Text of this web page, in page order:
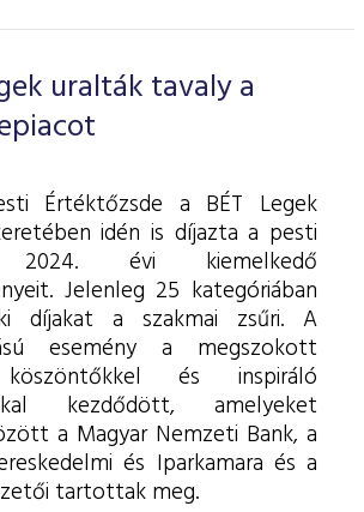
uralták tavaly a
Értéktőzsde a BÉT Legek
idén is díjazta a pesti
2024. évi kiemelkedő
Jelenleg 25 kategóriában
díjakat a szakmai zsűri. A
esemény a megszokott
és inspiráló
kezdődött, amelyeket
a Magyar Nemzeti Bank, a
és Iparkamara és a
tartottak meg.